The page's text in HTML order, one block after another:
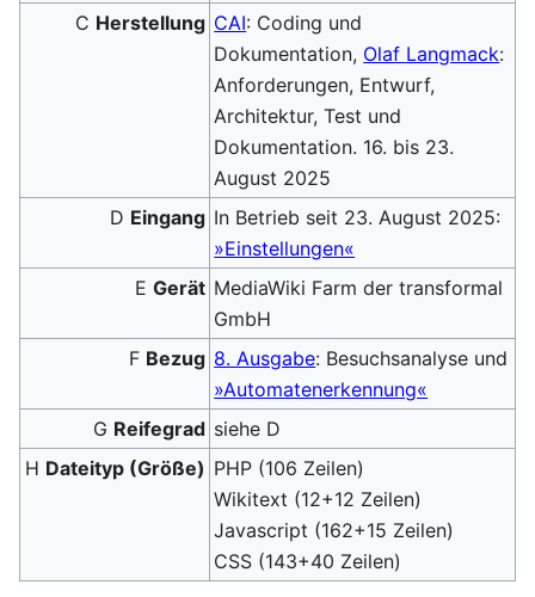
C Herstellung CAI: Coding und
Dokumentation, Olaf Langmack:
Anforderungen, Entwurf,
Architektur, Test und
Dokumentation. 16. bis 23.
August 2025
D Eingang In Betrieb seit 23. August 2025:
»Einstellungen«
E Gerät MediaWiki Farm der transformal
GmbH
F Bezug 8. Ausgabe: Besuchsanalyse und
»Automatenerkennung«
G Reifegrad siehe D
H Dateityp (Größe) PHP (106 Zeilen)
Wikitext (12+12 Zeilen)
Javascript (162+15 Zeilen)
CSS (143+40 Zeilen)